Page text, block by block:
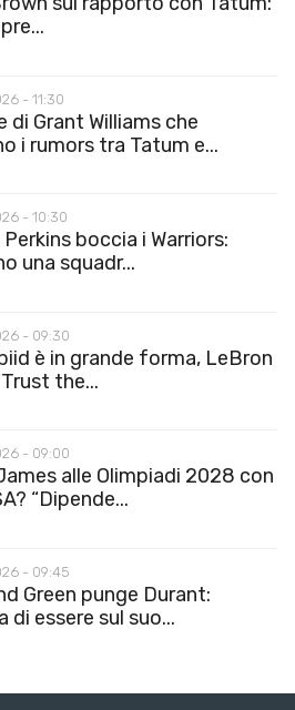
- 11:30
di Grant Williams che
i rumors tra Tatum e...
- 10:30
Perkins boccia i Warriors:
una squadr...
- 09:30
è in grande forma, LeBron
the...
- 09:00
alle Olimpiadi 2028 con
“Dipende...
- 09:45
Green punge Durant:
di essere sul suo...